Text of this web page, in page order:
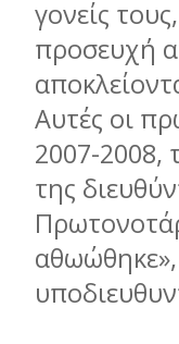
γονείς
προσευχή
Αυτές οι
2007-2008,
της
αθωώθηκε»,